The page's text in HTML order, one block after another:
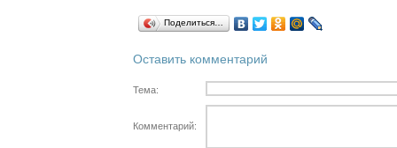
Поделиться…
Оставить комментарий
Тема:
Комментарий: